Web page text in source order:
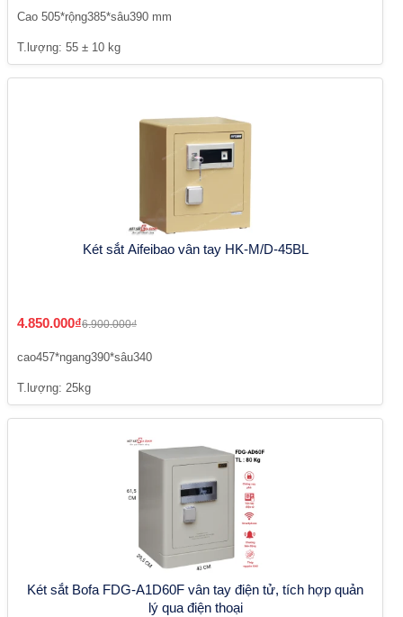
Cao 505*rộng385*sâu390 mm
T.lượng: 55 ± 10 kg
Két sắt Aifeibao vân tay HK-M/D-45BL
4.850.000₫6.900.000₫
cao457*ngang390*sâu340
T.lượng: 25kg
Két sắt Bofa FDG-A1D60F vân tay điện tử, tích hợp quản
lý qua điện thoại